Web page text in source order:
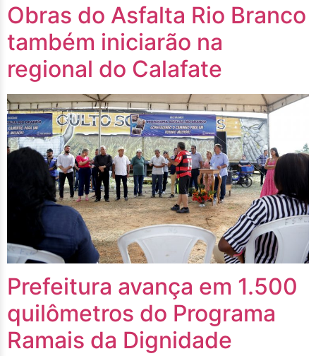
Obras do Asfalta Rio Branco
também iniciarão na
regional do Calafate
Prefeitura avança em 1.500
quilômetros do Programa
Ramais da Dignidade